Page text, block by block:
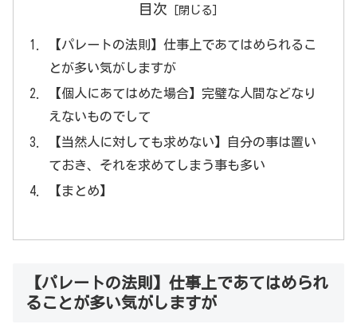
目次
【パレートの法則】仕事上であてはめられるこ
とが多い気がしますが
【個人にあてはめた場合】完璧な人間などなり
えないものでして
【当然人に対しても求めない】自分の事は置い
ておき、それを求めてしまう事も多い
【まとめ】
【パレートの法則】仕事上であてはめられ
ることが多い気がしますが